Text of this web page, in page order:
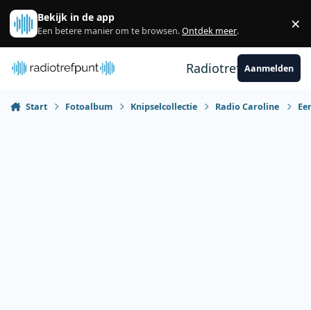
Spring naar bijdragen
Bekijk in de app
Een betere manier om te browsen.Ontdek meer. ×
RadiotrefpuntAanmelden
Start Fotoalbum Knipselcollectie Radio Caroline